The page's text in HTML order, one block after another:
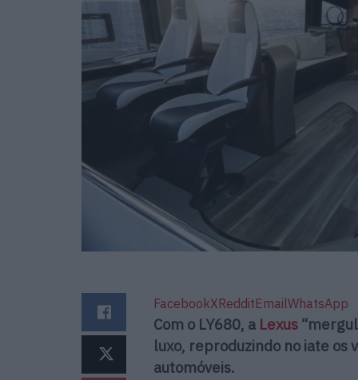
FacebookXRedditEmailWhatsApp
Com o LY680, a Lexus
luxo, reproduzindo no iate
automóveis.